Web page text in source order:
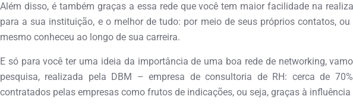
Além disso, é também graças a essa rede que você tem maior facilidade na
para a sua instituição, e o melhor de tudo: por meio de seus próprios contatos, ou
mesmo conheceu ao longo de sua carreira.
E só para você ter uma ideia da importância de uma boa rede de networking,
pesquisa, realizada pela DBM – empresa de consultoria de RH: cerca de
contratados pelas empresas como frutos de indicações, ou seja, graças à influência